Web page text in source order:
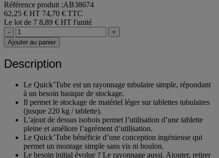
Référence produit :AB38674
62,25 € HT 74,70 € TTC
Le lot de 7 8,89 € HT l'unité
-
+
Ajouter au panier
Description
Le Quick’Tube est un rayonnage tubulaire simple, répondant
à un besoin basique de stockage.
Il permet le stockage de matériel léger sur tablettes tubulaires
(jusque 220 kg / tablette).
L’ajout de dessus isobois permet l’utilisation d’une tablette
pleine et améliore l’agrément d’utilisation.
Le Quick’Tube bénéficie d’une conception ingénieuse qui
permet un montage simple sans vis ni boulon.
Le besoin initial évolue ? Le rayonnage aussi. Ajouter, retirer